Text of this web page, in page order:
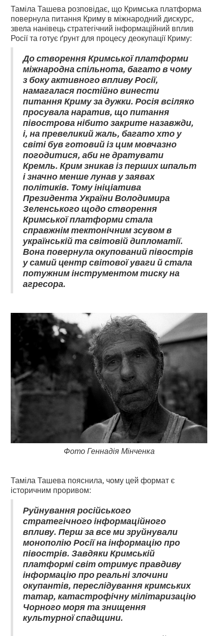
Таміла Ташева розповідає, що Кримська платформа
повернула питання Криму в міжнародний дискурс,
звела нанівець стратегічний інформаційний вплив
Росії та готує ґрунт для процесу деокупації Криму:
До створення Кримської платформи
міжнародна спільнота, багато в чому
з боку активного впливу Росії,
намагалася постійно винести
питання Криму за дужки. Росія всіляко
просувала наратив, що питання
півострова нібито закрите назавжди,
і, на превеликий жаль, багато хто у
світі був готовий із цим мовчазно
погодитися, аби не дратувати
Кремль. Крим зникав із перших шпальт
і значно менше лунав у заявах
політиків. Тому ініціатива
Президента України Володимира
Зеленського щодо створення
Кримської платформи стала
справжнім тектонічним зсувом в
українській та світовій дипломатії.
Вона повернула окупований півострів
у самий центр світової уваги й стала
потужним інструментом тиску на
агресора.
Фото Геннадія Мінченка
Таміла Ташева пояснила, чому цей формат є
історичним проривом:
Руйнування російського
стратегічного інформаційного
впливу. Перш за все ми зруйнували
монополію Росії на інформацію про
півострів. Завдяки Кримській
платформі світ отримує правдиву
інформацію про реальні злочини
окупантів, переслідування кримських
татар, катастрофічну мілітаризацію
Чорного моря та знищення
культурної спадщини.